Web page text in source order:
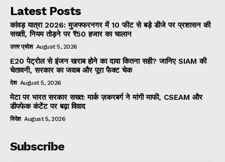
Latest Posts
कांवड़ यात्रा 2026: मुजफ्फरनगर में 10 फीट से बड़े डीजे पर प्रशासन की
सख्ती, नियम तोड़ने पर ₹50 हजार का चालान
उत्तर प्रदेश August 5, 2026
E20 पेट्रोल से इंजन खराब होने का दावा कितना सही? जानिए SIAM की
चेतावनी, सरकार का जवाब और पूरा फैक्ट चेक
देश August 5, 2026
मेटा पर भारत सरकार सख्त: मार्क ज़करबर्ग ने मांगी माफी, CSEAM और
डीपफेक कंटेंट पर बढ़ा विवाद
विदेश August 5, 2026
Subscribe